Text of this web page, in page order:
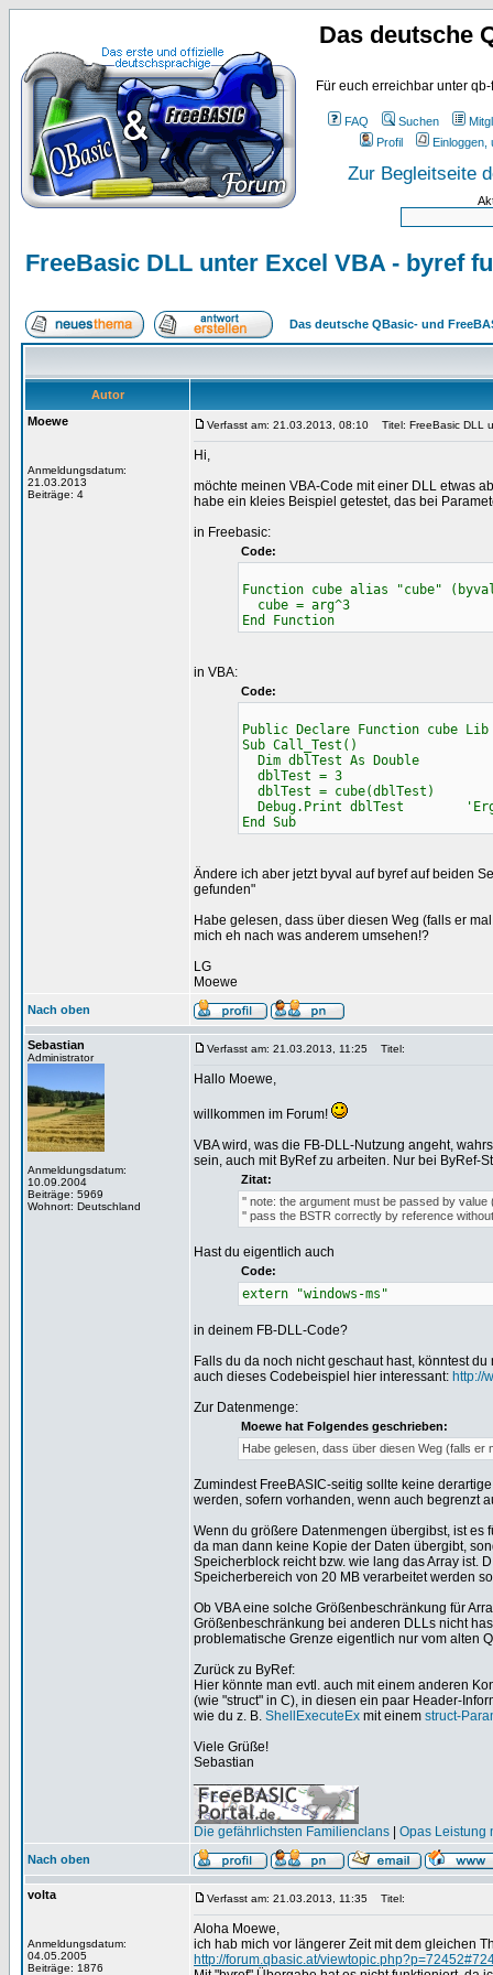
Das deutsche
Für euch erreichbar unter
FAQ Suchen
Profil
Einloggen,
Zur Begleitseite
FreeBasic DLL unter Excel VBA - byref
Das deutsche QBasic- und
Autor
Moewe
Anmeldungsdatum:
21.03.2013
Beiträge: 4
Verfasst am: 21.03.2013, 08:10 Titel: FreeBasic DLL
Hi,
möchte meinen VBA-Code mit einer DLL etwas
habe ein kleies Beispiel getestet, das bei
in Freebasic:
Code:
Function cube alias "cube"
cube = arg^3
End Function
in VBA:
Code:
Public Declare Function cube
Sub Call_Test()
Dim dblTest As Double
dblTest = 3
dblTest = cube(dblTest)
Debug.Print dblTest
End Sub
Ändere ich aber jetzt byval auf byref auf beiden
gefunden"
Habe gelesen, dass über diesen Weg (falls er
mich eh nach was anderem umsehen!?
LG
Moewe
Nach oben
Sebastian
Administrator
Anmeldungsdatum:
10.09.2004
Beiträge: 5969
Wohnort: Deutschland
Verfasst am: 21.03.2013, 11:25 Titel:
Hallo Moewe,
willkommen im Forum!
VBA wird, was die FB-DLL-Nutzung angeht,
sein, auch mit ByRef zu arbeiten. Nur bei ByRef-
Zitat:
'' note: the argument must be passed by value
'' pass the BSTR correctly by reference
Hast du eigentlich auch
Code:
extern "windows-ms"
in deinem FB-DLL-Code?
Falls du da noch nicht geschaut hast, könntest
auch dieses Codebeispiel hier interessant: http://
Zur Datenmenge:
Moewe hat Folgendes geschrieben:
Habe gelesen, dass über diesen Weg (falls er
Zumindest FreeBASIC-seitig sollte keine
werden, sofern vorhanden, wenn auch begrenzt
Wenn du größere Datenmengen übergibst, ist
da man dann keine Kopie der Daten übergibt,
Speicherblock reicht bzw. wie lang das Array ist.
Speicherbereich von 20 MB verarbeitet werden
Ob VBA eine solche Größenbeschränkung für
Größenbeschränkung bei anderen DLLs nicht
problematische Grenze eigentlich nur vom alten
Zurück zu ByRef:
Hier könnte man evtl. auch mit einem anderen
(wie "struct" in C), in diesen ein paar Header-
wie du z. B. ShellExecuteEx mit einem struct-
Viele Grüße!
Sebastian
Die gefährlichsten Familienclans Opas Leistung
Nach oben
volta
Anmeldungsdatum:
04.05.2005
Beiträge: 1876
Verfasst am: 21.03.2013, 11:35 Titel:
Aloha Moewe,
ich hab mich vor längerer Zeit mit dem gleichen
http://forum.qbasic.at/